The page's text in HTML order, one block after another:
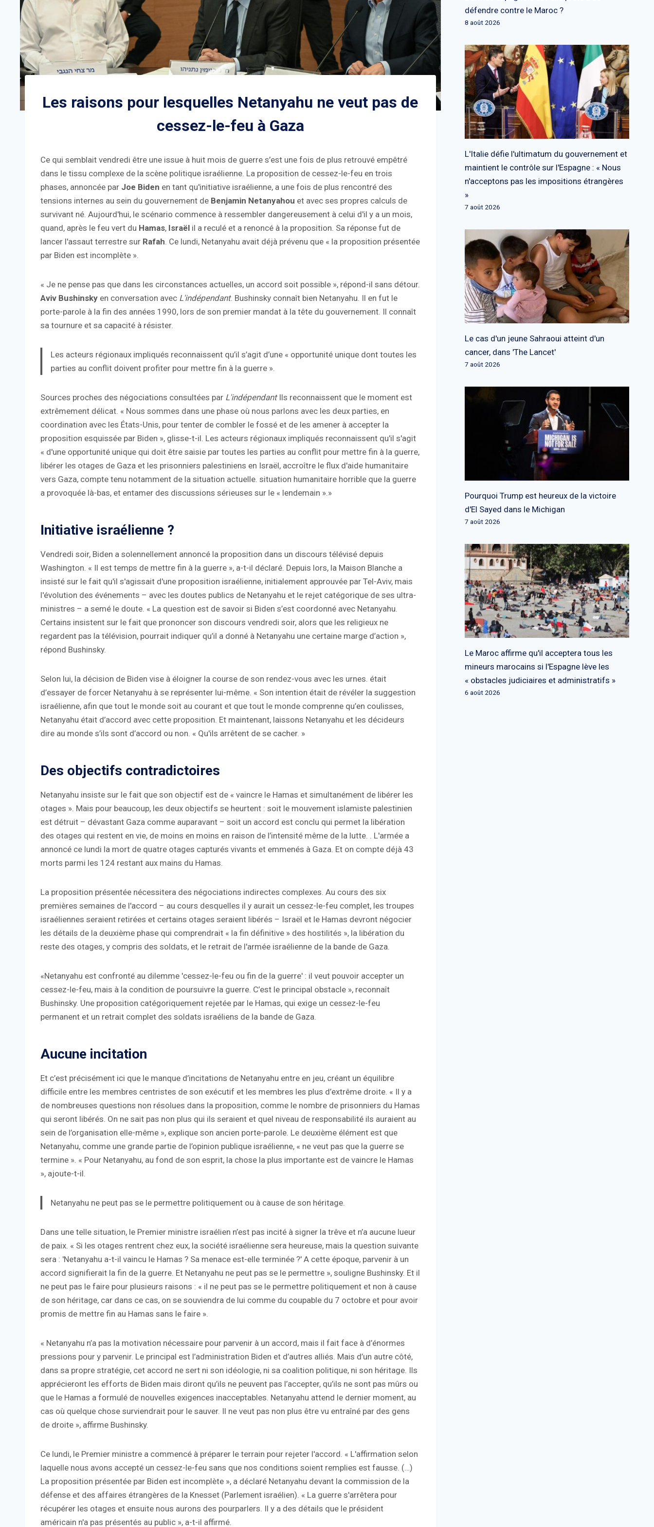
Les raisons pour lesquelles Netanyahu ne veut pas de
cessez-le-feu à Gaza
Ce qui semblait vendredi être une issue à huit mois de guerre s’est une fois de plus retrouvé empêtré
dans le tissu complexe de la scène politique israélienne. La proposition de cessez-le-feu en trois
phases, annoncée par Joe Biden en tant qu'initiative israélienne, a une fois de plus rencontré des
tensions internes au sein du gouvernement de Benjamin Netanyahou et avec ses propres calculs de
survivant né. Aujourd'hui, le scénario commence à ressembler dangereusement à celui d'il y a un mois,
quand, après le feu vert du Hamas, Israël il a reculé et a renoncé à la proposition. Sa réponse fut de
lancer l'assaut terrestre sur Rafah. Ce lundi, Netanyahu avait déjà prévenu que « la proposition présentée
par Biden est incomplète ».
« Je ne pense pas que dans les circonstances actuelles, un accord soit possible », répond-il sans détour.
Aviv Bushinsky en conversation avec L'indépendant. Bushinsky connaît bien Netanyahu. Il en fut le
porte-parole à la fin des années 1990, lors de son premier mandat à la tête du gouvernement. Il connaît
sa tournure et sa capacité à résister.
Les acteurs régionaux impliqués reconnaissent qu’il s’agit d’une « opportunité unique dont toutes les
parties au conflit doivent profiter pour mettre fin à la guerre ».
Sources proches des négociations consultées par L'indépendantIls reconnaissent que le moment est
extrêmement délicat. « Nous sommes dans une phase où nous parlons avec les deux parties, en
coordination avec les États-Unis, pour tenter de combler le fossé et de les amener à accepter la
proposition esquissée par Biden », glisse-t-il. Les acteurs régionaux impliqués reconnaissent qu'il s'agit
« d'une opportunité unique qui doit être saisie par toutes les parties au conflit pour mettre fin à la guerre,
libérer les otages de Gaza et les prisonniers palestiniens en Israël, accroître le flux d'aide humanitaire
vers Gaza, compte tenu notamment de la situation actuelle. situation humanitaire horrible que la guerre
a provoquée là-bas, et entamer des discussions sérieuses sur le « lendemain ».»
Initiative israélienne ?
Vendredi soir, Biden a solennellement annoncé la proposition dans un discours télévisé depuis
Washington. « Il est temps de mettre fin à la guerre », a-t-il déclaré. Depuis lors, la Maison Blanche a
insisté sur le fait qu'il s'agissait d'une proposition israélienne, initialement approuvée par Tel-Aviv, mais
l'évolution des événements – avec les doutes publics de Netanyahu et le rejet catégorique de ses ultra-
ministres – a semé le doute. « La question est de savoir si Biden s’est coordonné avec Netanyahu.
Certains insistent sur le fait que prononcer son discours vendredi soir, alors que les religieux ne
regardent pas la télévision, pourrait indiquer qu’il a donné à Netanyahu une certaine marge d’action »,
répond Bushinsky.
Selon lui, la décision de Biden vise à éloigner la course de son rendez-vous avec les urnes. était
d’essayer de forcer Netanyahu à se représenter lui-même. « Son intention était de révéler la suggestion
israélienne, afin que tout le monde soit au courant et que tout le monde comprenne qu’en coulisses,
Netanyahu était d’accord avec cette proposition. Et maintenant, laissons Netanyahu et les décideurs
dire au monde s’ils sont d’accord ou non. « Qu'ils arrêtent de se cacher. »
Des objectifs contradictoires
Netanyahu insiste sur le fait que son objectif est de « vaincre le Hamas et simultanément de libérer les
otages ». Mais pour beaucoup, les deux objectifs se heurtent : soit le mouvement islamiste palestinien
est détruit – dévastant Gaza comme auparavant – soit un accord est conclu qui permet la libération
des otages qui restent en vie, de moins en moins en raison de l’intensité même de la lutte. . L'armée a
annoncé ce lundi la mort de quatre otages capturés vivants et emmenés à Gaza. Et on compte déjà 43
morts parmi les 124 restant aux mains du Hamas.
La proposition présentée nécessitera des négociations indirectes complexes. Au cours des six
premières semaines de l'accord – au cours desquelles il y aurait un cessez-le-feu complet, les troupes
israéliennes seraient retirées et certains otages seraient libérés – Israël et le Hamas devront négocier
les détails de la deuxième phase qui comprendrait « la fin définitive » des hostilités », la libération du
reste des otages, y compris des soldats, et le retrait de l'armée israélienne de la bande de Gaza.
«Netanyahu est confronté au dilemme 'cessez-le-feu ou fin de la guerre' : il veut pouvoir accepter un
cessez-le-feu, mais à la condition de poursuivre la guerre. C’est le principal obstacle », reconnaît
Bushinsky. Une proposition catégoriquement rejetée par le Hamas, qui exige un cessez-le-feu
permanent et un retrait complet des soldats israéliens de la bande de Gaza.
Aucune incitation
Et c’est précisément ici que le manque d’incitations de Netanyahu entre en jeu, créant un équilibre
difficile entre les membres centristes de son exécutif et les membres les plus d’extrême droite. « Il y a
de nombreuses questions non résolues dans la proposition, comme le nombre de prisonniers du Hamas
qui seront libérés. On ne sait pas non plus qui ils seraient et quel niveau de responsabilité ils auraient au
sein de l’organisation elle-même », explique son ancien porte-parole. Le deuxième élément est que
Netanyahu, comme une grande partie de l’opinion publique israélienne, « ne veut pas que la guerre se
termine ». « Pour Netanyahu, au fond de son esprit, la chose la plus importante est de vaincre le Hamas
», ajoute-t-il.
Netanyahu ne peut pas se le permettre politiquement ou à cause de son héritage.
Dans une telle situation, le Premier ministre israélien n’est pas incité à signer la trêve et n’a aucune lueur
de paix. « Si les otages rentrent chez eux, la société israélienne sera heureuse, mais la question suivante
sera : 'Netanyahu a-t-il vaincu le Hamas ? Sa menace est-elle terminée ?' A cette époque, parvenir à un
accord signifierait la fin de la guerre. Et Netanyahu ne peut pas se le permettre », souligne Bushinsky. Et il
ne peut pas le faire pour plusieurs raisons : « il ne peut pas se le permettre politiquement et non à cause
de son héritage, car dans ce cas, on se souviendra de lui comme du coupable du 7 octobre et pour avoir
promis de mettre fin au Hamas sans le faire ».
« Netanyahu n’a pas la motivation nécessaire pour parvenir à un accord, mais il fait face à d’énormes
pressions pour y parvenir. Le principal est l’administration Biden et d’autres alliés. Mais d’un autre côté,
dans sa propre stratégie, cet accord ne sert ni son idéologie, ni sa coalition politique, ni son héritage. Ils
apprécieront les efforts de Biden mais diront qu’ils ne peuvent pas l’accepter, qu’ils ne sont pas mûrs ou
que le Hamas a formulé de nouvelles exigences inacceptables. Netanyahu attend le dernier moment, au
cas où quelque chose surviendrait pour le sauver. Il ne veut pas non plus être vu entraîné par des gens
de droite », affirme Bushinsky.
Ce lundi, le Premier ministre a commencé à préparer le terrain pour rejeter l'accord. « L'affirmation selon
laquelle nous avons accepté un cessez-le-feu sans que nos conditions soient remplies est fausse. (…)
La proposition présentée par Biden est incomplète », a déclaré Netanyahu devant la commission de la
défense et des affaires étrangères de la Knesset (Parlement israélien). « La guerre s'arrêtera pour
récupérer les otages et ensuite nous aurons des pourparlers. Il y a des détails que le président
américain n'a pas présentés au public », a-t-il affirmé.
défendre contre le Maroc ?
8 août 2026
L'Italie défie l'ultimatum du gouvernement et
maintient le contrôle sur l'Espagne : « Nous
n'acceptons pas les impositions étrangères
»
7 août 2026
Le cas d'un jeune Sahraoui atteint d'un
cancer, dans 'The Lancet'
7 août 2026
Pourquoi Trump est heureux de la victoire
d'El Sayed dans le Michigan
7 août 2026
Le Maroc affirme qu'il acceptera tous les
mineurs marocains si l'Espagne lève les
« obstacles judiciaires et administratifs »
6 août 2026